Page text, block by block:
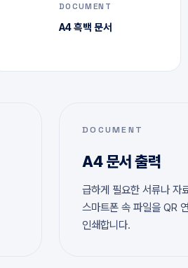
DOCUMENT
A4 흑백 문서
DOCUMENT
A4 문서 출력
급하게 필요한 서류나 자
스마트폰 속 파일을 QR
인쇄합니다.